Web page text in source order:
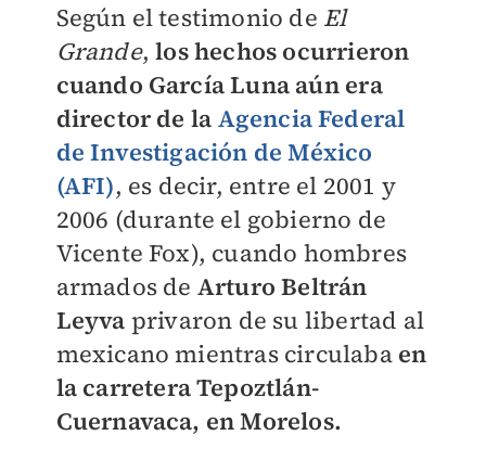
Según el testimonio de El
Grande,los hechos ocurrieron
cuando García Luna aún era
director de la Agencia Federal
de Investigación de México
(AFI), es decir, entre el 2001 y
2006 (durante el gobierno de
Vicente Fox), cuando hombres
armados de Arturo Beltrán
Leyva privaron de su libertad al
mexicano mientras circulabaen
la carretera Tepoztlán-
Cuernavaca, en Morelos.